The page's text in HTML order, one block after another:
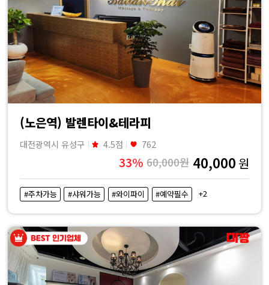
마
짱
(노은역) 발렌타이&테라피
대전광역시 유성구 4.5점 762
33% 60,000원 40,000 원
#주차가능 #샤워가능 #와이파이 #예약필수 +2